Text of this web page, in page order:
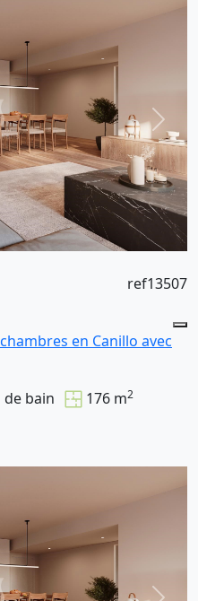
ref13507
en Canillo avec
de bain 176 m2